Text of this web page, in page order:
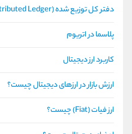
دفتر کل توزیع شده (Distributed Ledger) چیست؟
پلاسما در اتریوم
کاربرد ارز دیجیتال
ارزش بازار در ارزهای دیجیتال چیست؟
ارز فیات (Fiat) چیست؟